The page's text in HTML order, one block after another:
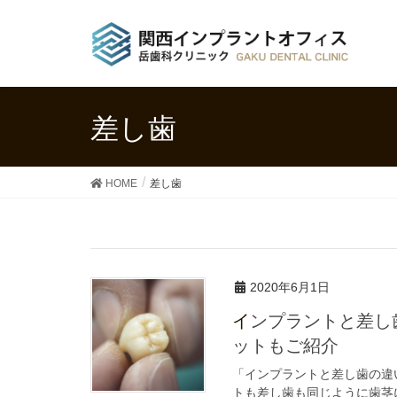
差し歯
HOME 差し歯
2020年6月1日
インプラントと差し歯の違いとは？それぞれのメリット・デメリ
ットもご紹介
「インプラントと差し歯の
トも差し歯も同じように歯